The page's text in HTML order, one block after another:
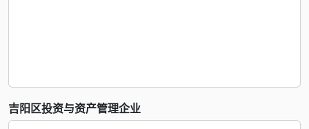
吉阳区投资与资产管理企业